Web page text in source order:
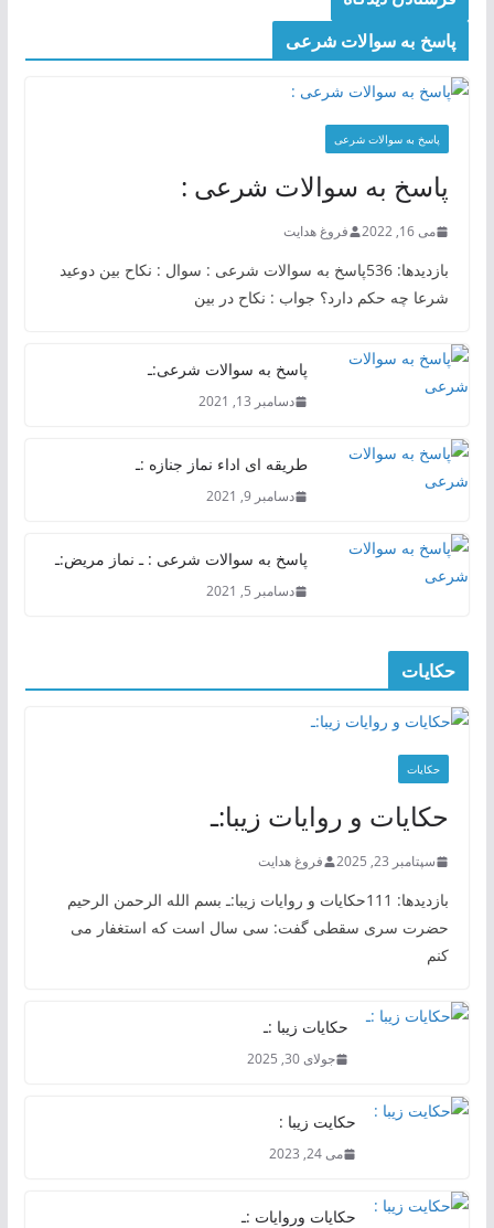
پاسخ به سوالات شرعی
پاسخ به سوالات شرعی
پاسخ به سوالات شرعی :
می 16, 2022 فروغ هدایت
بازدیدها: 536پاسخ به سوالات شرعی : سوال : نکاح بین دوعید
شرعا چه حکم دارد؟ جواب : نکاح در بین
پاسخ به سوالات شرعی:ـ
دسامبر 13, 2021
طریقه ای اداء نماز جنازه :ـ
دسامبر 9, 2021
پاسخ به سوالات شرعی : ـ نماز مریض:ـ
دسامبر 5, 2021
حکایات
حکایات
حکایات و روایات زیبا:ـ
سپتامبر 23, 2025 فروغ هدایت
بازدیدها: 111حکایات و روایات زیبا:ـ بسم الله الرحمن الرحیم
حضرت سری سقطی گفت: سی سال است که استغفار می
کنم
حکایات زیبا :ـ
جولای 30, 2025
حکایت زیبا :
می 24, 2023
حکایات وروایات :ـ